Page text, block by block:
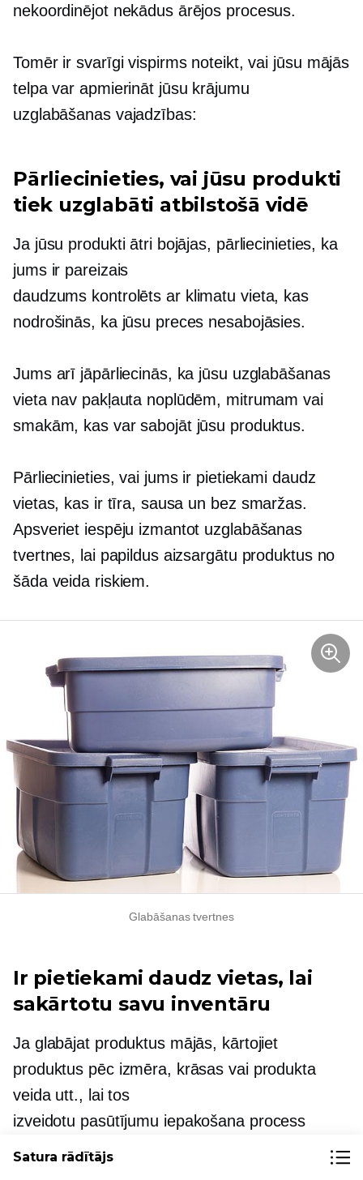
nekoordinējot nekādus ārējos procesus.
Tomēr ir svarīgi vispirms noteikt, vai jūsu mājās
telpa var apmierināt jūsu krājumu
uzglabāšanas vajadzības:
Pārliecinieties, vai jūsu produkti
tiek uzglabāti atbilstošā vidē
Ja jūsu produkti ātri bojājas, pārliecinieties, ka
jums ir pareizais
daudzums kontrolēts ar klimatu vieta, kas
nodrošinās, ka jūsu preces nesabojāsies.
Jums arī jāpārliecinās, ka jūsu uzglabāšanas
vieta nav pakļauta noplūdēm, mitrumam vai
smakām, kas var sabojāt jūsu produktus.
Pārliecinieties, vai jums ir pietiekami daudz
vietas, kas ir tīra, sausa un bez smaržas.
Apsveriet iespēju izmantot uzglabāšanas
tvertnes, lai papildus aizsargātu produktus no
šāda veida riskiem.
Glabāšanas tvertnes
Ir pietiekami daudz vietas, lai
sakārtotu savu inventāru
Ja glabājat produktus mājās, kārtojiet
produktus pēc izmēra, krāsas vai produkta
veida utt., lai tos
izveidotu pasūtījumu iepakošanaprocess
vienkāršs un ātrs.
Satura rādītājs